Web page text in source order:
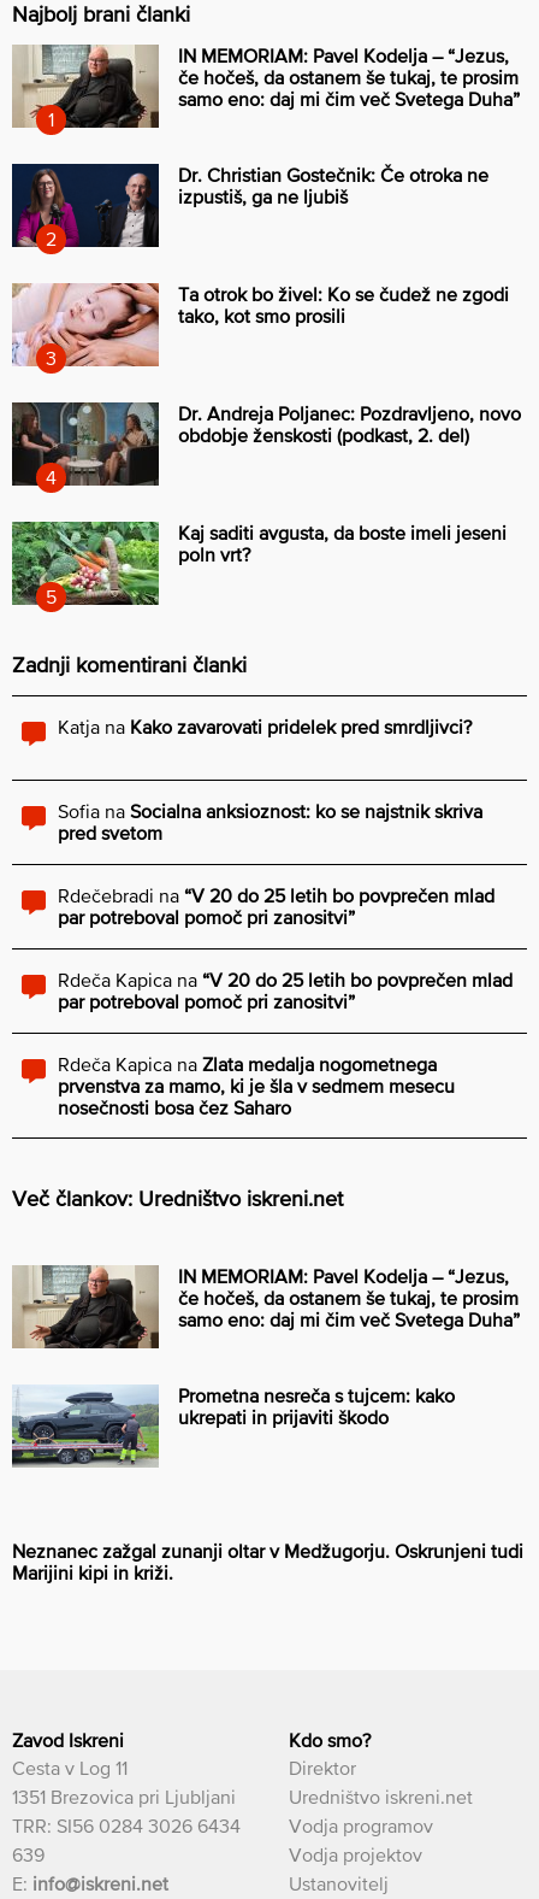
Najbolj brani članki
IN MEMORIAM: Pavel Kodelja – “Jezus,
če hočeš, da ostanem še tukaj, te prosim
samo eno: daj mi čim več Svetega Duha”
Dr. Christian Gostečnik: Če otroka ne
izpustiš, ga ne ljubiš
Ta otrok bo živel: Ko se čudež ne zgodi
tako, kot smo prosili
Dr. Andreja Poljanec: Pozdravljeno, novo
obdobje ženskosti (podkast, 2. del)
Kaj saditi avgusta, da boste imeli jeseni
poln vrt?
Zadnji komentirani članki
Katja na Kako zavarovati pridelek pred smrdljivci?
Sofia na Socialna anksioznost: ko se najstnik skriva
pred svetom
Rdečebradi na “V 20 do 25 letih bo povprečen mlad
par potreboval pomoč pri zanositvi”
Rdeča Kapica na “V 20 do 25 letih bo povprečen mlad
par potreboval pomoč pri zanositvi”
Rdeča Kapica na Zlata medalja nogometnega
prvenstva za mamo, ki je šla v sedmem mesecu
nosečnosti bosa čez Saharo
Več člankov: Uredništvo iskreni.net
IN MEMORIAM: Pavel Kodelja – “Jezus,
če hočeš, da ostanem še tukaj, te prosim
samo eno: daj mi čim več Svetega Duha”
Prometna nesreča s tujcem: kako
ukrepati in prijaviti škodo
Neznanec zažgal zunanji oltar v Medžugorju. Oskrunjeni tudi
Marijini kipi in križi.
Zavod Iskreni
Cesta v Log 11
1351 Brezovica pri Ljubljani
TRR: SI56 0284 3026 6434
639
E: info@iskreni.net
Kdo smo?
Direktor
Uredništvo iskreni.net
Vodja programov
Vodja projektov
Ustanovitelj